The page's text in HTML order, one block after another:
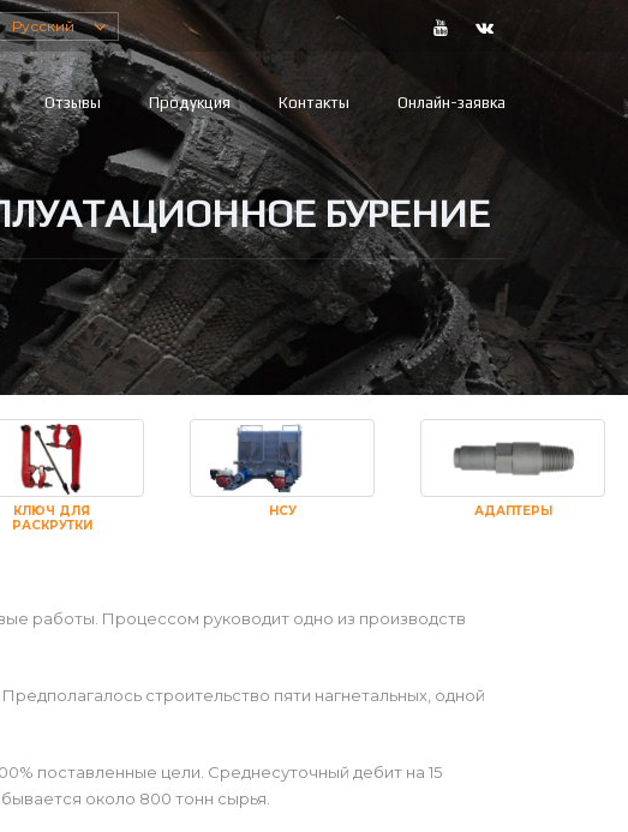
Русский
Отзывы Продукция Контакты Онлайн-заявка
БУРЕНИЕ
КЛЮЧ ДЛЯ
РАСКРУТКИ
НСУ АДАПТЕРЫ
работы. Процессом руководит одно из производств
строительство пяти нагнетальных, одной
поставленные цели. Среднесуточный дебит на 15
около 800 тонн сырья.